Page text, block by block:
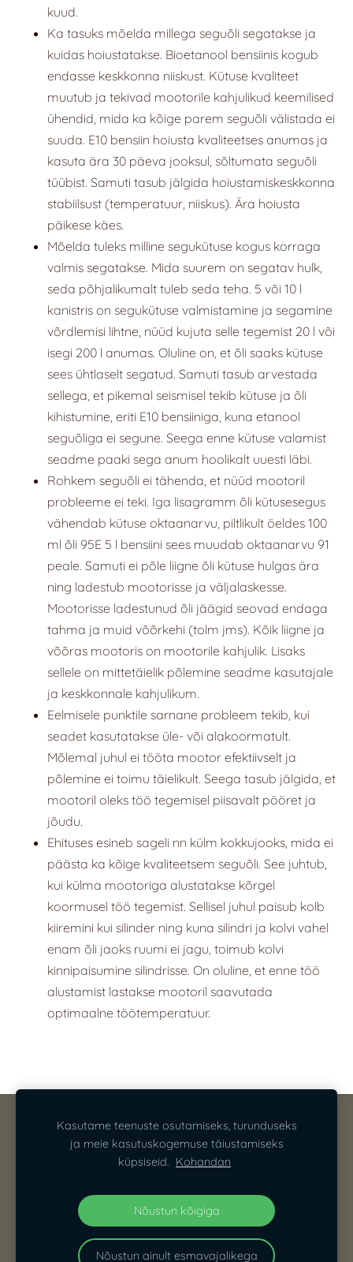
kuud.
Ka tasuks mõelda millega seguõli segatakse ja
kuidas hoiustatakse. Bioetanool bensiinis kogub
endasse keskkonna niiskust. Kütuse kvaliteet
muutub ja tekivad mootorile kahjulikud keemilised
ühendid, mida ka kõige parem seguõli välistada ei
suuda. E10 bensiin hoiusta kvaliteetses anumas ja
kasuta ära 30 päeva jooksul, sõltumata seguõli
tüübist. Samuti tasub jälgida hoiustamiskeskkonna
stabiilsust (temperatuur, niiskus). Ära hoiusta
päikese käes.
Mõelda tuleks milline segukütuse kogus korraga
valmis segatakse. Mida suurem on segatav hulk,
seda põhjalikumalt tuleb seda teha. 5 või 10 l
kanistris on segukütuse valmistamine ja segamine
võrdlemisi lihtne, nüüd kujuta selle tegemist 20 l või
isegi 200 l anumas. Oluline on, et õli saaks kütuse
sees ühtlaselt segatud. Samuti tasub arvestada
sellega, et pikemal seismisel tekib kütuse ja õli
kihistumine, eriti E10 bensiiniga, kuna etanool
seguõliga ei segune. Seega enne kütuse valamist
seadme paaki sega anum hoolikalt uuesti läbi.
Rohkem seguõli ei tähenda, et nüüd mootoril
probleeme ei teki. Iga lisagramm õli kütusesegus
vähendab kütuse oktaanarvu, piltlikult öeldes 100
ml õli 95E 5 l bensiini sees muudab oktaanarvu 91
peale. Samuti ei põle liigne õli kütuse hulgas ära
ning ladestub mootorisse ja väljalaskesse.
Mootorisse ladestunud õli jäägid seovad endaga
tahma ja muid võõrkehi (tolm jms). Kõik liigne ja
võõras mootoris on mootorile kahjulik. Lisaks
sellele on mittetäielik põlemine seadme kasutajale
ja keskkonnale kahjulikum.
Eelmisele punktile sarnane probleem tekib, kui
seadet kasutatakse üle- või alakoormatult.
Mõlemal juhul ei tööta mootor efektiivselt ja
põlemine ei toimu täielikult. Seega tasub jälgida, et
mootoril oleks töö tegemisel piisavalt pööret ja
jõudu.
Ehituses esineb sageli nn külm kokkujooks, mida ei
päästa ka kõige kvaliteetsem seguõli. See juhtub,
kui külma mootoriga alustatakse kõrgel
koormusel töö tegemist. Sellisel juhul paisub kolb
kiiremini kui silinder ning kuna silindri ja kolvi vahel
enam õli jaoks ruumi ei jagu, toimub kolvi
kinnipaisumine silindrisse. On oluline, et enne töö
alustamist lastakse mootoril saavutada
optimaalne töötemperatuur.
KONTAKT
PRIVAATSUSTINGIMUSED
MÜÜGITINGIMUSED
KÜPSISED
Mozellopoolt - lihtsaim viis luua veebileht.
Kasutame teenuste osutamiseks, turunduseks
ja meie kasutuskogemuse täiustamiseks
küpsiseid. Kohandan
Nõustun kõigiga
Nõustun ainult esmavajalikega